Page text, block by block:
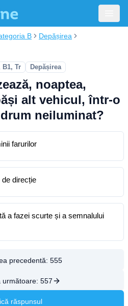
B
Depășirea
B1, Tr Depășirea
noaptea,
alt vehicul, într-o
neiluminat?
farurilor
direcție
a fazei scurte și a semnalului
precedentă: 555
următoare: 557
răspunsul